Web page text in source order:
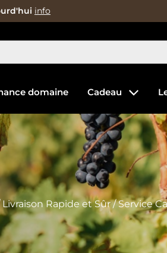
info
domaine Cadeau
Rapide et Sûr / Service